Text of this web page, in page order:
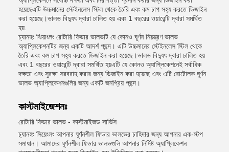
হয়েছেএটি উচ্চমানের স্টেইনলেস স্টিল থেকে তৈরি এবং কম চাপ সহ্য করতে ডিজাইন
করা হয়েছে।ভালভ বিদ্যুৎ দ্বারা চালিত হয় এবং 1 বছরের ওয়ারেন্টি দ্বারা সমর্থিত
হয়.
চ্যানহং ঝিয়াংলং রোটারি ফিডার ভালভটি যে কোনও ঘূর্ণন নিয়ন্ত্রণ ভালভ
অ্যাপ্লিকেশনটির জন্য একটি আদর্শ পছন্দ। এটি উচ্চমানের স্টেইনলেস স্টিল থেকে
তৈরি এবং কম চাপ সহ্য করতে ডিজাইন করা হয়েছে।ভালভ বিদ্যুৎ দ্বারা চালিত হয়
এবং 1 বছরের ওয়ারেন্টি দ্বারা সমর্থিত হয়এটি যে কোনও অ্যাপ্লিকেশনেই সর্বাধিক
দক্ষতা এবং সুরক্ষা সরবরাহ করার জন্য ডিজাইন করা হয়েছে এবং এটি রোটোলক ঘূর্ণন
ভালভ অ্যাপ্লিকেশনগুলির জন্য একটি জনপ্রিয় পছন্দ।
কাস্টমাইজেশনঃ
রোটারি ফিডার ভালভ - কাস্টমাইজড সার্ভিস
চ্যানহং সিয়েংলং আপনার ঘূর্ণনশীল ফিডার ভালভের চাহিদার জন্য আপনার এক-স্টপ
সমাধান। আমাদের ঘূর্ণনশীল ফিডার ভালভগুলি আপনার নির্দিষ্ট অ্যাপ্লিকেশন